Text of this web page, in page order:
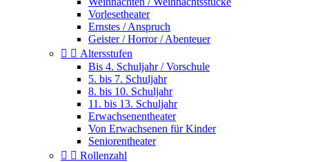
Vorlesetheater
Ernstes / Anspruch
Geister / Horror / Abenteuer
  Altersstufen
Bis 4. Schuljahr / Vorschule
5. bis 7. Schuljahr
8. bis 10. Schuljahr
11. bis 13. Schuljahr
Erwachsenentheater
Von Erwachsenen für Kinder
Seniorentheater
  Rollenzahl